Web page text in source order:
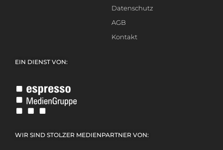
Datenschutz
AGB
Kontakt
EIN DIENST VON:
WIR SIND STOLZER MEDIENPARTNER VON: